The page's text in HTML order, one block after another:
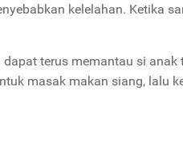
kelelahan. Ketika
terus memantau si anak
masak makan siang, lalu